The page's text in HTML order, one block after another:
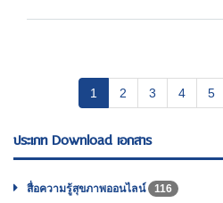
1 (current)
2 3 4 5
ประเภท Download เอกสาร
สื่อความรู้สุขภาพออนไลน์ 116